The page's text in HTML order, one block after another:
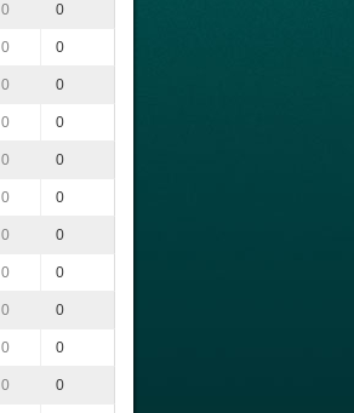
0 0
0 0
0 0
0 0
0 0
0 0
0 0
0 0
0 0
0 0
0 0